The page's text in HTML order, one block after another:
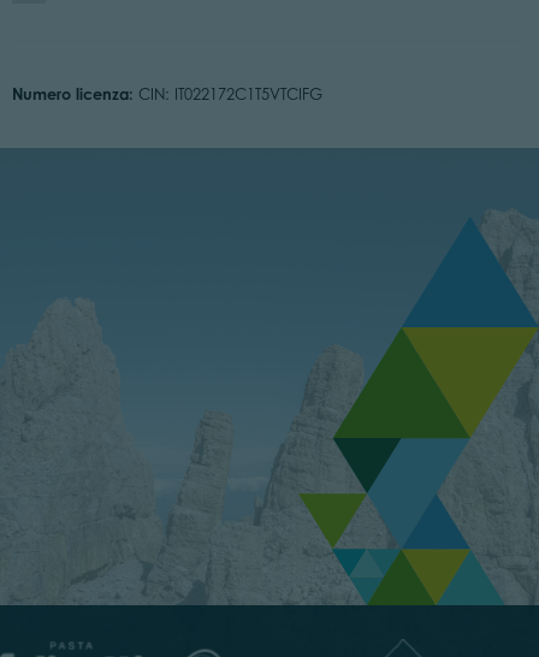
Numero licenza: CIN: IT022172C1T5VTCIFG